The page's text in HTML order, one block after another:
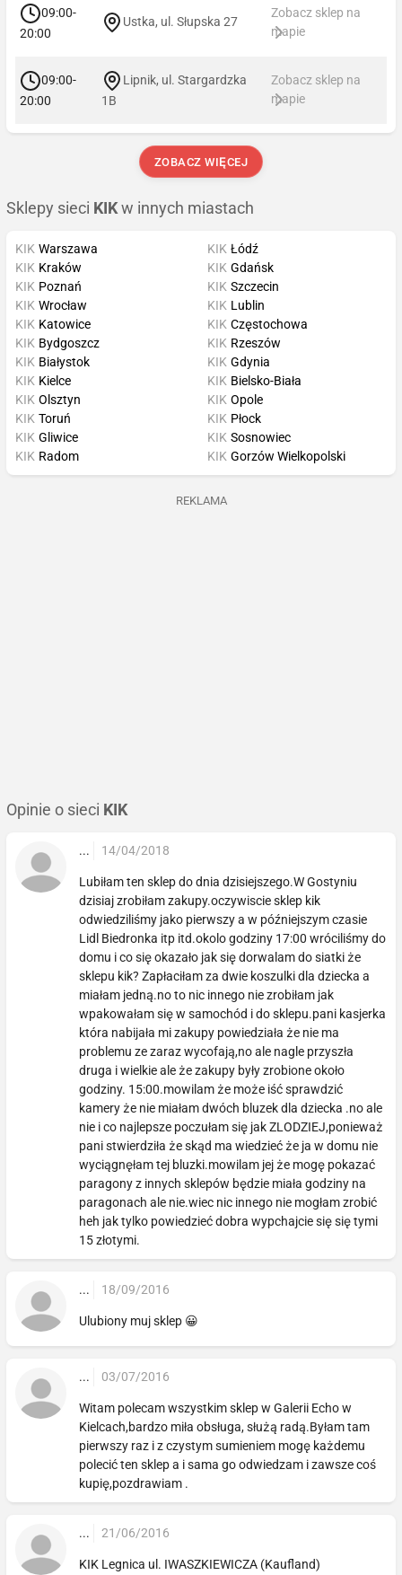
09:00-
20:00
Ustka, ul. Słupska 27
Zobacz sklep na
mapie
09:00-
20:00
Lipnik, ul. Stargardzka
1B
Zobacz sklep na
mapie
ZOBACZ WIĘCEJ
Sklepy sieci KIK w innych miastach
KIK Warszawa
KIK Kraków
KIK Poznań
KIK Wrocław
KIK Łódź
KIK Gdańsk
KIK Szczecin
KIK Lublin
KIK Katowice
KIK Bydgoszcz
KIK Białystok
KIK Kielce
KIK Częstochowa
KIK Rzeszów
KIK Gdynia
KIK Bielsko-Biała
KIK Olsztyn
KIK Toruń
KIK Gliwice
KIK Radom
KIK Opole
KIK Płock
KIK Sosnowiec
KIK Gorzów Wielkopolski
REKLAMA
Opinie o sieci KIK
... 14/04/2018
Lubiłam ten sklep do dnia dzisiejszego.W Gostyniu
dzisiaj zrobiłam zakupy.oczywiscie sklep kik
odwiedziliśmy jako pierwszy a w późniejszym czasie
Lidl Biedronka itp itd.okolo godziny 17:00 wróciliśmy do
domu i co się okazało jak się dorwalam do siatki że
sklepu kik? Zapłaciłam za dwie koszulki dla dziecka a
miałam jedną.no to nic innego nie zrobiłam jak
wpakowałam się w samochód i do sklepu.pani kasjerka
która nabijała mi zakupy powiedziała że nie ma
problemu ze zaraz wycofają,no ale nagle przyszła
druga i wielkie ale że zakupy były zrobione około
godziny. 15:00.mowilam że może iść sprawdzić
kamery że nie miałam dwóch bluzek dla dziecka .no ale
nie i co najlepsze poczułam się jak ZLODZIEJ,ponieważ
pani stwierdziła że skąd ma wiedzieć że ja w domu nie
wyciągnęłam tej bluzki.mowilam jej że mogę pokazać
paragony z innych sklepów będzie miała godziny na
paragonach ale nie.wiec nic innego nie mogłam zrobić
heh jak tylko powiedzieć dobra wypchajcie się się tymi
15 złotymi.
... 18/09/2016
Ulubiony muj sklep 😀
... 03/07/2016
Witam polecam wszystkim sklep w Galerii Echo w
Kielcach,bardzo miła obsługa, służą radą.Byłam tam
pierwszy raz i z czystym sumieniem mogę każdemu
polecić ten sklep a i sama go odwiedzam i zawsze coś
kupię,pozdrawiam .
... 21/06/2016
KIK Legnica ul. IWASZKIEWICZA (Kaufland)